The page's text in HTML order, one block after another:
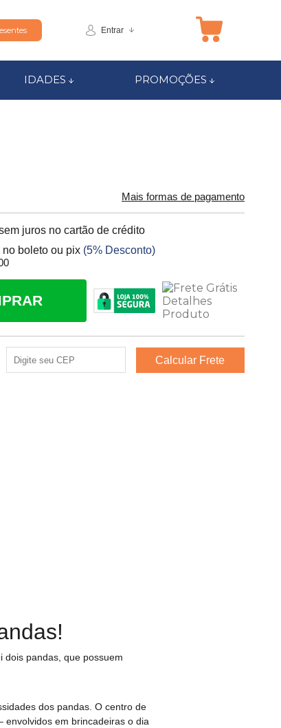
Entrar
IDADES PROMOÇÕES
Mais formas de pagamento
juros no cartão de crédito
no boleto ou pix (5% Desconto)
dois pandas, que possuem
dos pandas. O centro de
envolvidos em brincadeiras o dia